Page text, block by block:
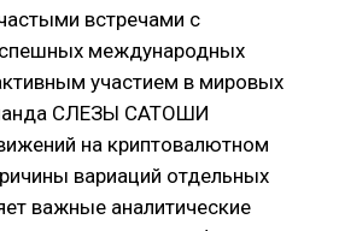
встречами с
международных
участием в мировых
СЛЕЗЫ САТОШИ
на криптовалютном
вариаций отдельных
важные аналитические